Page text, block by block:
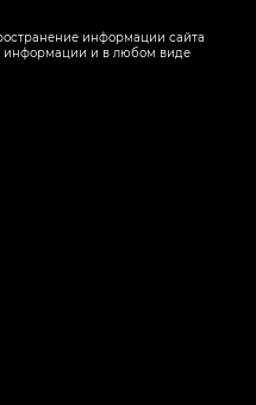
информации сайта
информации и в любом виде